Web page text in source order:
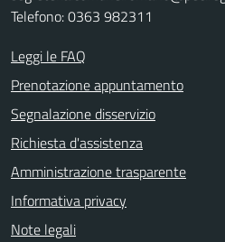
Telefono: 0363 982311
Leggi le FAQ
Prenotazione appuntamento
Segnalazione disservizio
Richiesta d'assistenza
Amministrazione trasparente
Informativa privacy
Note legali